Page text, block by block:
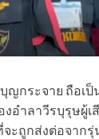
ญกระจาย ถือเ
อำลาวีรบุรุษผู้เ
ะถูกส่งต่อจาก